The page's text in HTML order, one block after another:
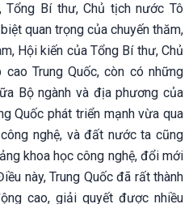
Bí thư, Chủ tịch nước Tô
quan trọng của chuyến thăm,
Hội kiến của Tổng Bí thư, Chủ
Trung Quốc, còn có những
Bộ ngành và địa phương của
Quốc phát triển mạnh vừa qua
nghệ, và đất nước ta cũng
khoa học công nghệ, đổi mới
này, Trung Quốc đã rất thành
cao, giải quyết được nhiều